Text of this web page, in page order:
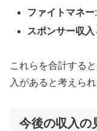
ファイトマネー
スポンサー収
これらを合計する
入があると考えられ
今後の収入の